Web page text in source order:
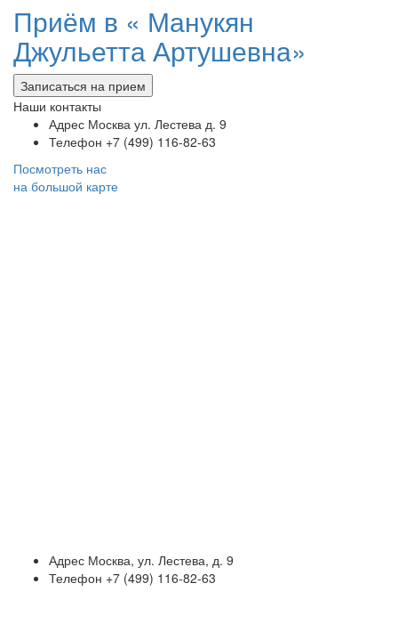
Приём в « Манукян
Джульетта Артушевна»
Записаться на прием
Наши контакты
Адрес Москва ул. Лестева д. 9
Телефон +7 (499) 116-82-63
Посмотреть нас
на большой карте
Адрес Москва, ул. Лестева, д. 9
Телефон +7 (499) 116-82-63